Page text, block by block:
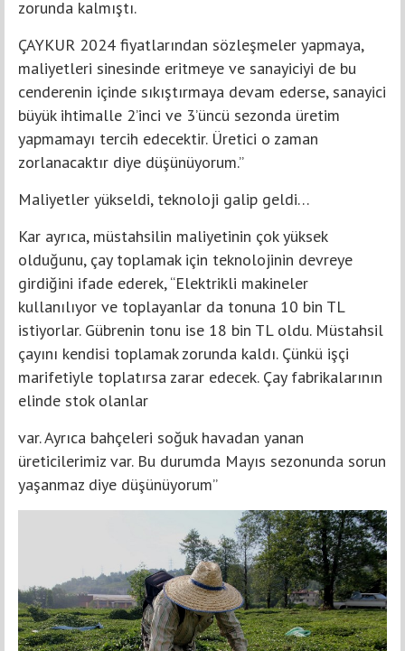
zorunda kalmıştı.
ÇAYKUR 2024 fiyatlarından sözleşmeler yapmaya,
maliyetleri sinesinde eritmeye ve sanayiciyi de bu
cenderenin içinde sıkıştırmaya devam ederse, sanayici
büyük ihtimalle 2’inci ve 3’üncü sezonda üretim
yapmamayı tercih edecektir. Üretici o zaman
zorlanacaktır diye düşünüyorum.”
Maliyetler yükseldi, teknoloji galip geldi…
Kar ayrıca, müstahsilin maliyetinin çok yüksek
olduğunu, çay toplamak için teknolojinin devreye
girdiğini ifade ederek, “Elektrikli makineler
kullanılıyor ve toplayanlar da tonuna 10 bin TL
istiyorlar. Gübrenin tonu ise 18 bin TL oldu. Müstahsil
çayını kendisi toplamak zorunda kaldı. Çünkü işçi
marifetiyle toplatırsa zarar edecek. Çay fabrikalarının
elinde stok olanlar
var. Ayrıca bahçeleri soğuk havadan yanan
üreticilerimiz var. Bu durumda Mayıs sezonunda sorun
yaşanmaz diye düşünüyorum”